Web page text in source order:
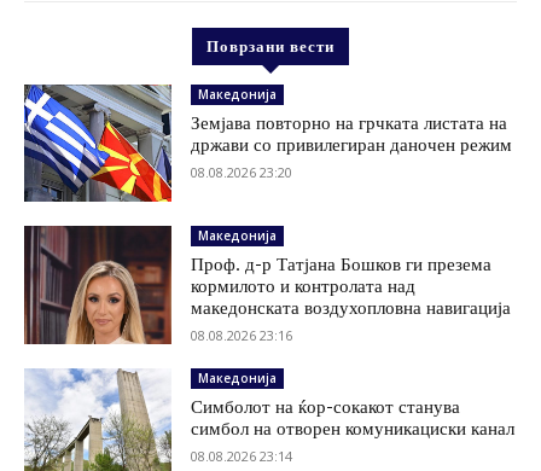
Поврзани вести
Македонија
Земјава повторно на грчката листата на
држави со привилегиран даночен режим
08.08.2026 23:20
Македонија
Проф. д-р Татјана Бошков ги презема
кормилото и контролата над
македонската воздухопловна навигација
08.08.2026 23:16
Македонија
Симболот на ќор-сокакот станува
симбол на отворен комуникациски канал
08.08.2026 23:14